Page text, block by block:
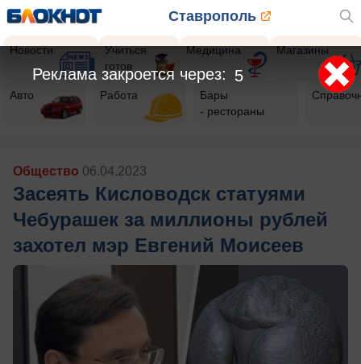
Ставрополь
Новости
Учиться
готов
Медицина Магазины
Авто Работа
Бары
- рестораны
Общество 06.04.2023
Засеять Кисловодск статуями
Чебурашек за миллионы рублей
захотел мэр Евгений Моисеев
4
Реклама закроется через: